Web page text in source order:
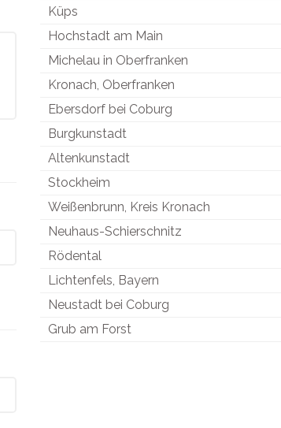
Küps
Hochstadt am Main
Michelau in Oberfranken
Kronach, Oberfranken
Ebersdorf bei Coburg
Burgkunstadt
Altenkunstadt
Stockheim
Weißenbrunn, Kreis Kronach
Neuhaus-Schierschnitz
Rödental
Lichtenfels, Bayern
Neustadt bei Coburg
Grub am Forst